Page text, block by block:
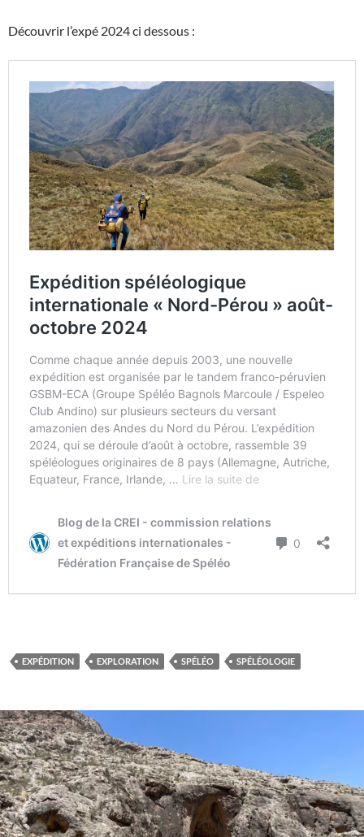
Découvrir l’expé 2024 ci dessous :
EXPÉDITION EXPLORATION SPÉLÉO SPÉLÉOLOGIE